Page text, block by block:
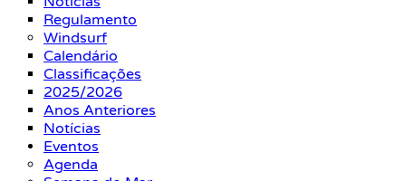
Regulamento
Windsurf
Calendário
Classificações
2025/2026
Anos Anteriores
Notícias
Eventos
Agenda